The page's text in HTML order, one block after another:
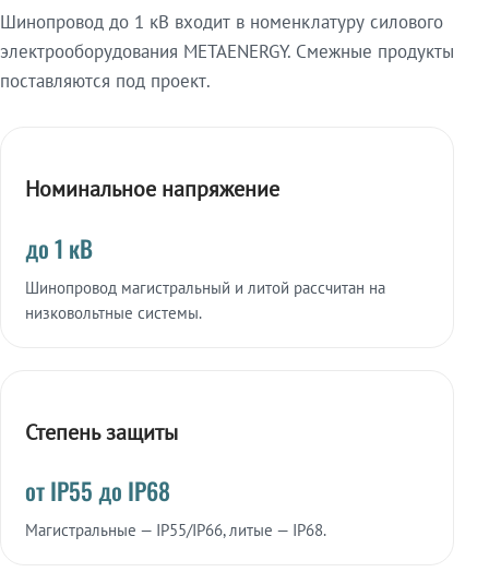
Шинопровод до 1 кВ входит в номенклатуру силового
электрооборудования METAENERGY. Смежные продукты
поставляются под проект.
Номинальное напряжение
до 1 кВ
Шинопровод магистральный и литой рассчитан на
низковольтные системы.
Степень защиты
от IP55 до IP68
Магистральные — IP55/IP66, литые — IP68.